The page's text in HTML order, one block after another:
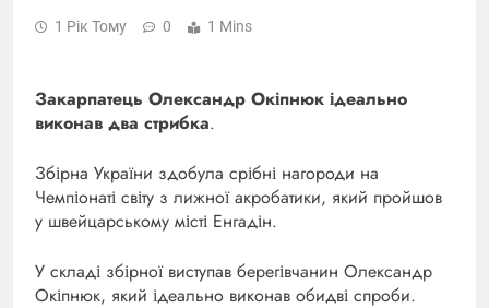
1 Рік Тому 0 1 Mins
Закарпатець Олександр Окіпнюк ідеально
виконав два стрибка.
Збірна України здобула срібні нагороди на
Чемпіонаті світу з лижної акробатики, який пройшов
у швейцарському місті Енгадін.
У складі збірної виступав берегівчанин Олександр
Окіпнюк, який ідеально виконав обидві спроби.